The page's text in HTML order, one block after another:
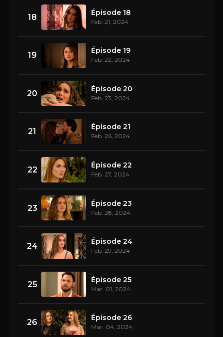
18 Épisode 18
Feb. 21, 2024
19 Épisode 19
Feb. 22, 2024
20 Épisode 20
Feb. 23, 2024
21 Épisode 21
Feb. 26, 2024
22 Épisode 22
Feb. 27, 2024
23 Épisode 23
Feb. 28, 2024
24 Épisode 24
Feb. 29, 2024
25 Épisode 25
Mar. 01, 2024
26 Épisode 26
Mar. 04, 2024